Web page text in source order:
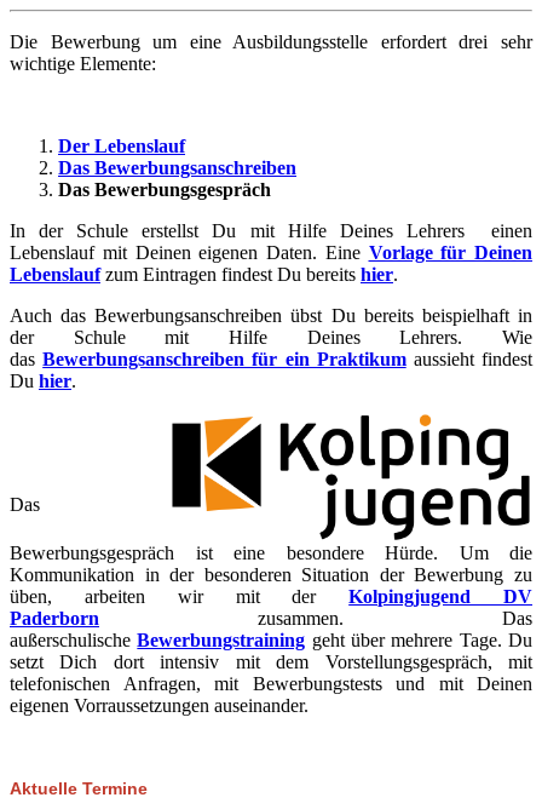
Die Bewerbung um eine Ausbildungsstelle erfordert drei sehr
wichtige Elemente:
Der Lebenslauf
Das Bewerbungsanschreiben
Das Bewerbungsgespräch
In der Schule erstellst Du mit Hilfe Deines Lehrers einen
Lebenslauf mit Deinen eigenen Daten. Eine Vorlage für Deinen
Lebenslaufzum Eintragen findest Du bereits hier.
Auch das Bewerbungsanschreiben übst Du bereits beispielhaft in
der Schule mit Hilfe Deines Lehrers. Wie
dasBewerbungsanschreiben für ein Praktikumaussieht findest
Du hier.
Das
Bewerbungsgespräch ist eine besondere Hürde. Um die
Kommunikation in der besonderen Situation der Bewerbung zu
üben, arbeiten wir mit derKolpingjugend DV
Paderborn
zusammen. Das
außerschulischeBewerbungstraining geht über mehrere Tage. Du
setzt Dich dort intensiv mit dem Vorstellungsgespräch, mit
telefonischen Anfragen, mit Bewerbungstests und mit Deinen
eigenen Vorraussetzungen auseinander.
Aktuelle Termine